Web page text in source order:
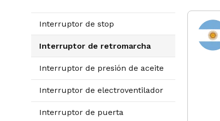
Interruptor de stop
Interruptor de retromarcha
Interruptor de presión de aceite
Interruptor de electroventilador
Interruptor de puerta